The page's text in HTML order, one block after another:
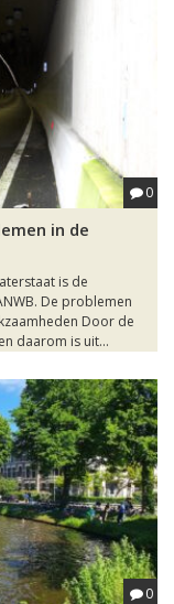
0
in de
is de
De problemen
Door de
daarom is uit...
0